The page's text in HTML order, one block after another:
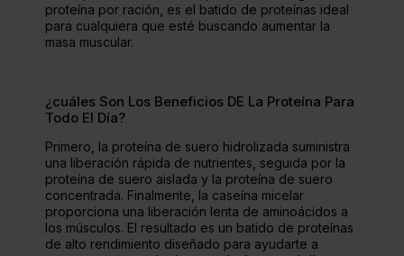
proteína por ración, es el batido de proteínas ideal
para cualquiera que esté buscando aumentar la
masa muscular.
¿cuáles Son Los Beneficios DE La Proteína Para
Todo El Día?
Primero, la proteína de suero hidrolizada suministra
una liberación rápida de nutrientes, seguida por la
proteína de suero aislada y la proteína de suero
concentrada. Finalmente, la caseína micelar
proporciona una liberación lenta de aminoácidos a
los músculos. El resultado es un batido de proteínas
de alto rendimiento diseñado para ayudarte a